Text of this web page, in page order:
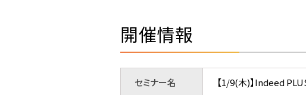
開催情報
セミナー名 【1/9(木)】Indeed